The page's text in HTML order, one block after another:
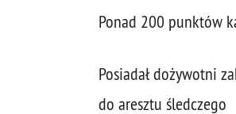
Ponad 200 punktów
Posiadał dożywotni
do aresztu śledczego